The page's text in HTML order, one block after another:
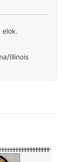
elok.
Illinois